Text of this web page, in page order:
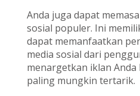
Anda juga dapat
sosial populer. Ini
dapat memanfaatkan
media sosial dari
menargetkan iklan
paling mungkin tertarik.